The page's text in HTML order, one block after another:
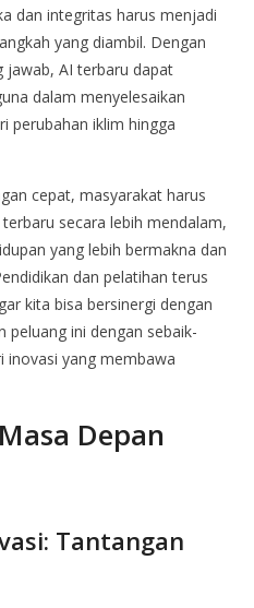
dan integritas harus menjadi
yang diambil. Dengan
jawab, AI terbaru dapat
dalam menyelesaikan
perubahan iklim hingga
cepat, masyarakat harus
secara lebih mendalam,
yang lebih bermakna dan
dan pelatihan terus
kita bisa bersinergi dengan
ini dengan sebaik-
inovasi yang membawa
Depan
Tantangan